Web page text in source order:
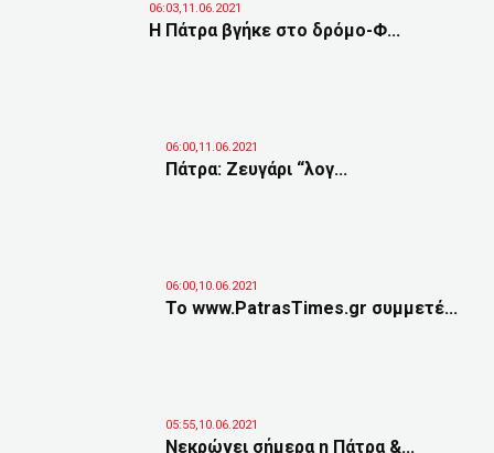
06:03,11.06.2021
Η Πάτρα βγήκε στο δρόμο-Φ...
06:00,11.06.2021
Πάτρα: Ζευγάρι “λογ...
06:00,10.06.2021
Το www.PatrasTimes.gr συμμετέ...
05:55,10.06.2021
Νεκρώνει σήμερα η Πάτρα &...